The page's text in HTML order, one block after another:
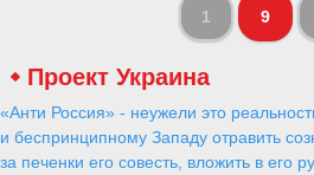
1 9
Проект Украина
«Анти Россия» - неужели это
и беспринципному Западу отравить
за печенки его совесть, вложить в его